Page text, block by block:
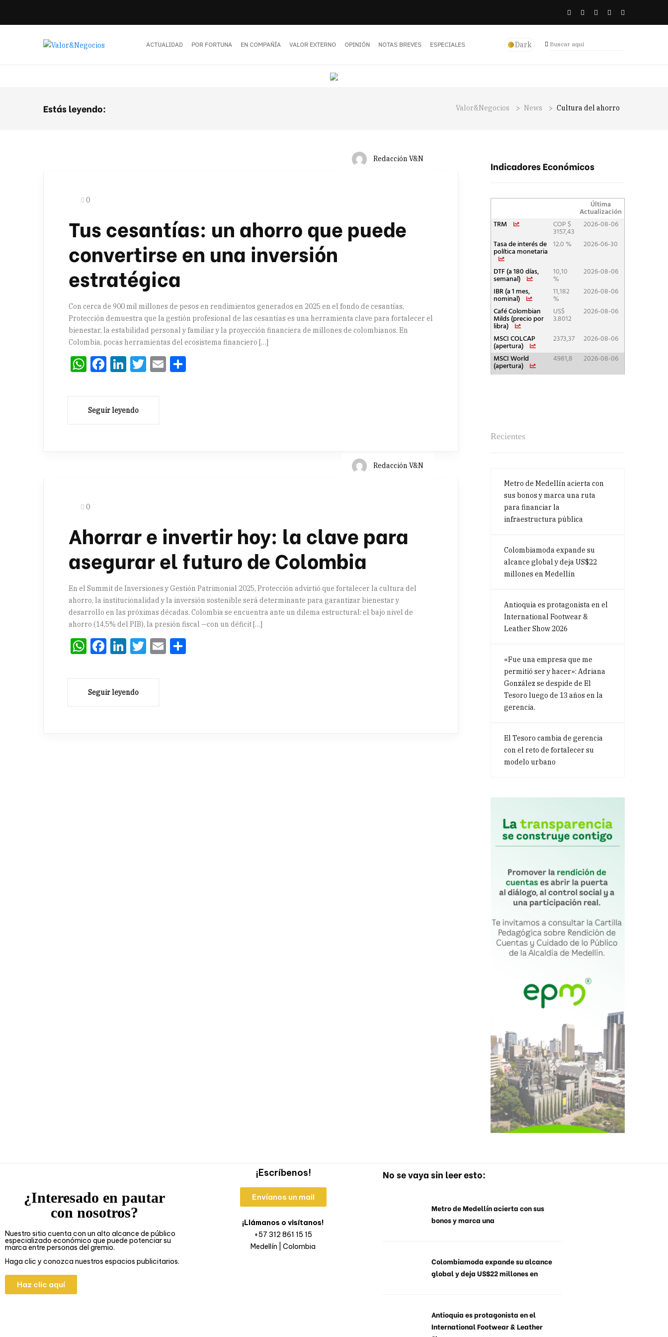
ACTUALIDAD POR FORTUNA EN COMPAÑÍA VALOR EXTERNO OPINIÓN NOTAS BREVES ESPECIALES Dark
Estás leyendo: Valor&Negocios > News > Cultura del ahorro
Redacción V&N
0
Tus cesantías: un ahorro que puede
convertirse en una inversión
estratégica
Con cerca de 900 mil millones de pesos en rendimientos generados en 2025 en el fondo de cesantías,
Protección demuestra que la gestión profesional de las cesantías es una herramienta clave para fortalecer el
bienestar, la estabilidad personal y familiar y la proyección financiera de millones de colombianos. En
Colombia, pocas herramientas del ecosistema financiero […]
WhatsApp
Facebook
LinkedIn
Twitter
Email
Redacción V&N
0
Ahorrar e invertir hoy: la clave para
asegurar el futuro de Colombia
En el Summit de Inversiones y Gestión Patrimonial 2025, Protección advirtió que fortalecer la cultura del
ahorro, la institucionalidad y la inversión sostenible será determinante para garantizar bienestar y
desarrollo en las próximas décadas. Colombia se encuentra ante un dilema estructural: el bajo nivel de
ahorro (14,5% del PIB), la presión fiscal —con un déficit […]
WhatsApp
Facebook
LinkedIn
Twitter
Email
Indicadores Económicos
Recientes
Metro de Medellín acierta con
sus bonos y marca una ruta
para financiar la
infraestructura pública
Colombiamoda expande su
alcance global y deja US$22
millones en Medellín
Antioquia es protagonista en el
International Footwear &
Leather Show 2026
«Fue una empresa que me
permitió ser y hacer»: Adriana
González se despide de El
Tesoro luego de 13 años en la
gerencia.
El Tesoro cambia de gerencia
con el reto de fortalecer su
modelo urbano
¿Interesado en pautar
con nosotros?
Nuestro sitio cuenta con un alto alcance de público
especializado económico que puede potenciar su
marca entre personas del gremio.
Haga clic y conozca nuestros espacios publicitarios.
Haz clic aquí
¡Escríbenos!
Envíanos un mail
¡Llámanos o visítanos!
+57 312 861 15 15
Medellín | Colombia
No se vaya sin leer esto:
Metro de Medellín acierta con sus
bonos y marca una
Colombiamoda expande su alcance
global y deja US$22 millones en
Antioquia es protagonista en el
International Footwear & Leather